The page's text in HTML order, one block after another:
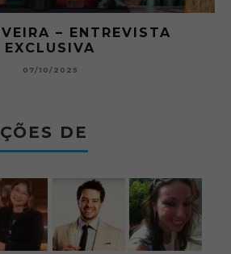
– ENTREVISTA
EXCLUSIVA
07/10/2025
DE